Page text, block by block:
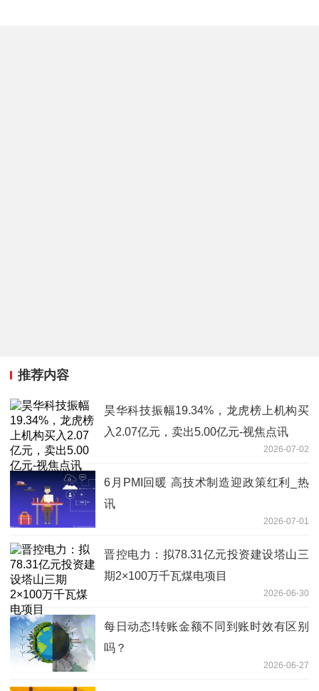
推荐内容
昊华科技振幅19.34%，龙虎榜上机构买
入2.07亿元，卖出5.00亿元-视焦点讯
2026-07-02
6月PMI回暖 高技术制造迎政策红利_热
讯
2026-07-01
晋控电力：拟78.31亿元投资建设塔山三
期2×100万千瓦煤电项目
2026-06-30
每日动态!转账金额不同到账时效有区别
吗？
2026-06-27